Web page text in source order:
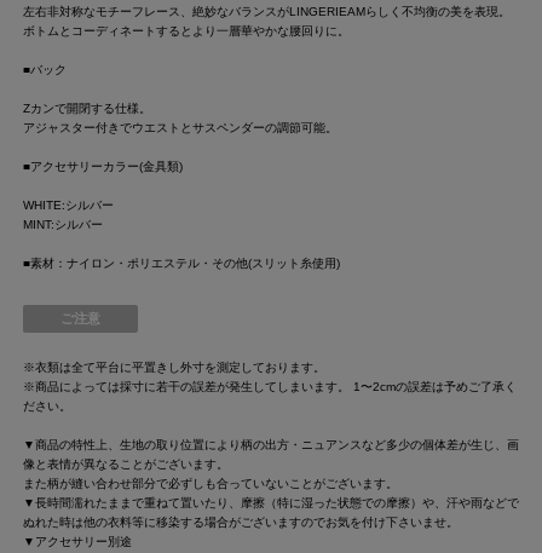
左右非対称なモチーフレース、絶妙なバランスがLINGERIEAMらしく不均衡の美を表現。
ボトムとコーディネートするとより一層華やかな腰回りに。
■バック
Zカンで開閉する仕様。
アジャスター付きでウエストとサスペンダーの調節可能。
■アクセサリーカラー(金具類)
WHITE:シルバー
MINT:シルバー
■素材：ナイロン・ポリエステル・その他(スリット糸使用)
ご注意
※衣類は全て平台に平置きし外寸を測定しております。
※商品によっては採寸に若干の誤差が発生してしまいます。 1〜2cmの誤差は予めご了承く
ださい。
▼商品の特性上、生地の取り位置により柄の出方・ニュアンスなど多少の個体差が生じ、画
像と表情が異なることがございます。
また柄が縫い合わせ部分で必ずしも合っていないことがございます。
▼長時間濡れたままで重ねて置いたり、摩擦（特に湿った状態での摩擦）や、汗や雨などで
ぬれた時は他の衣料等に移染する場合がございますのでお気を付け下さいませ。
▼アクセサリー別途